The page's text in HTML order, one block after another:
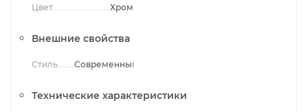
Цвет Хром
Внешние свойства
Стиль Современный
Технические характеристики